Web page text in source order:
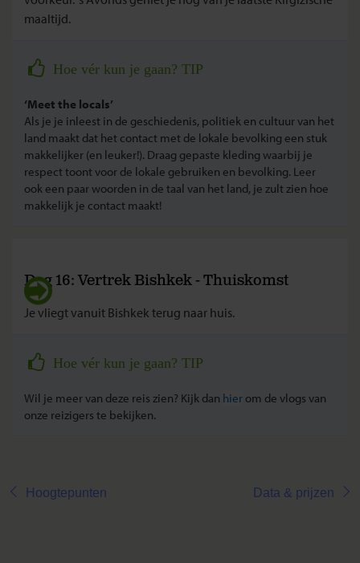
maaltijd.
Hoe vér kun je gaan? TIP
‘Meet the locals’
Als je je inleest in de geschiedenis, politiek en cultuur van het
land maakt dat het contact met de lokale bevolking een stuk
makkelijker (en leuker!). Draag gepaste kleding waarbij je
respect toont voor de lokale gebruiken en bevolking. Leer
ook een paar woorden in de taal van het land, je zult zien hoe
makkelijk je contact maakt!
Dag 16: Vertrek Bishkek - Thuiskomst
Je vliegt vanuit Bishkek terug naar huis.
Hoe vér kun je gaan? TIP
Wil je meer van deze reis zien? Kijk dan hier om de vlogs van
onze reizigers te bekijken.
Hoogtepunten Data & prijzen